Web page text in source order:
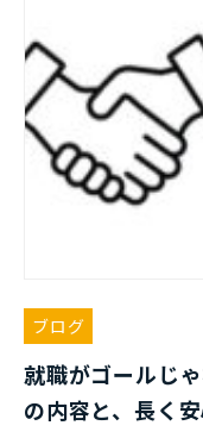
ブログ
就職がゴールじ
の内容と、長く